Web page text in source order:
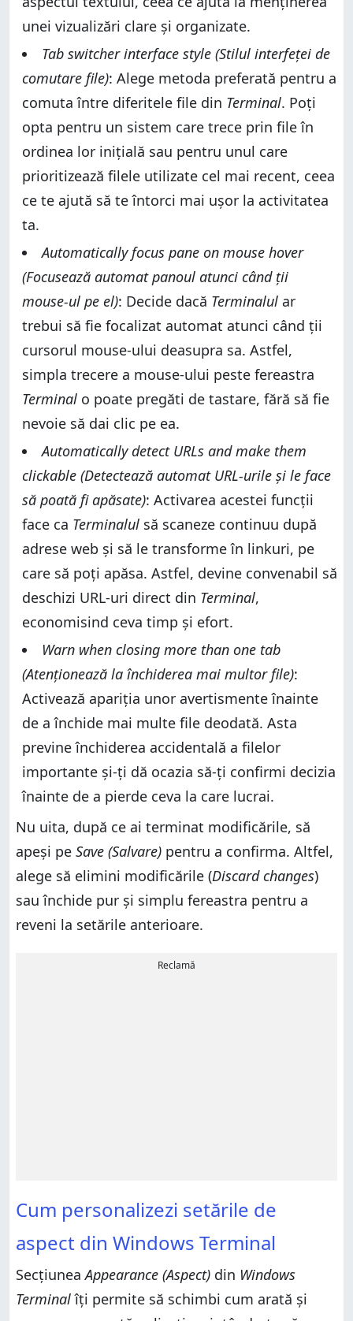
unei vizualizări clare și organizate.
Tab switcher interface style (Stilul interfeței de
comutare file): Alege metoda preferată pentru a
comuta între diferitele file din Terminal. Poți
opta pentru un sistem care trece prin file în
ordinea lor inițială sau pentru unul care
prioritizează filele utilizate cel mai recent, ceea
ce te ajută să te întorci mai ușor la activitatea
ta.
Automatically focus pane on mouse hover
(Focusează automat panoul atunci când ții
mouse-ul pe el): Decide dacă Terminalul ar
trebui să fie focalizat automat atunci când ții
cursorul mouse-ului deasupra sa. Astfel,
simpla trecere a mouse-ului peste fereastra
Terminal o poate pregăti de tastare, fără să fie
nevoie să dai clic pe ea.
Automatically detect URLs and make them
clickable (Detectează automat URL-urile și le face
să poată fi apăsate): Activarea acestei funcții
face ca Terminalul să scaneze continuu după
adrese web și să le transforme în linkuri, pe
care să poți apăsa. Astfel, devine convenabil să
deschizi URL-uri direct din Terminal,
economisind ceva timp și efort.
Warn when closing more than one tab
(Atenționează la închiderea mai multor file):
Activează apariția unor avertismente înainte
de a închide mai multe file deodată. Asta
previne închiderea accidentală a filelor
importante și-ți dă ocazia să-ți confirmi decizia
înainte de a pierde ceva la care lucrai.
Nu uita, după ce ai terminat modificările, să
apeși pe Save (Salvare) pentru a confirma. Altfel,
alege să elimini modificările (Discard changes)
sau închide pur și simplu fereastra pentru a
reveni la setările anterioare.
Reclamă
Cum personalizezi setările de
aspect din Windows Terminal
SecțiuneaAppearance (Aspect) din Windows
Terminalîți permite să schimbi cum arată și